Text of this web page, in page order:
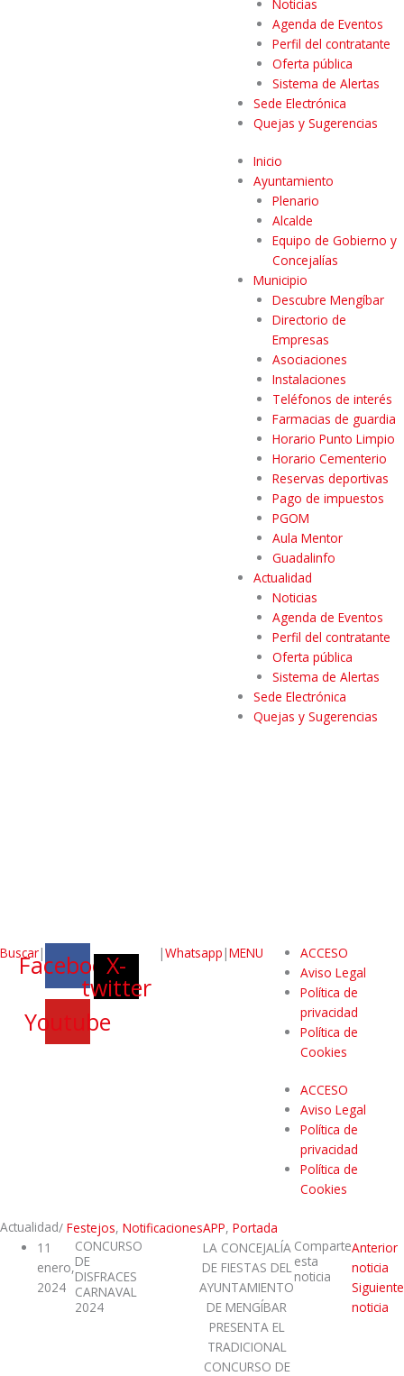
Noticias
Agenda de Eventos
Perfil del contratante
Oferta pública
Sistema de Alertas
Sede Electrónica
Quejas y Sugerencias
Inicio
Ayuntamiento
Plenario
Alcalde
Equipo de Gobierno y
Concejalías
Municipio
Descubre Mengíbar
Directorio de
Empresas
Asociaciones
Instalaciones
Teléfonos de interés
Farmacias de guardia
Horario Punto Limpio
Horario Cementerio
Reservas deportivas
Pago de impuestos
PGOM
Aula Mentor
Guadalinfo
Actualidad
Noticias
Agenda de Eventos
Perfil del contratante
Oferta pública
Sistema de Alertas
Sede Electrónica
Quejas y Sugerencias
Buscar|
FacebookX-
twitter
Youtube
|Whatsapp |MENU
ACCESO
Aviso Legal
Política de
privacidad
Política de
Cookies
ACCESO
Aviso Legal
Política de
privacidad
Política de
Cookies
Actualidad/ Festejos, NotificacionesAPP, Portada
11
enero,
2024
CONCURSO
DE
DISFRACES
CARNAVAL
2024
LA CONCEJALÍA
DE FIESTAS DEL
AYUNTAMIENTO
DE MENGÍBAR
PRESENTA EL
TRADICIONAL
CONCURSO DE
Comparte
esta
noticia
Anterior
noticia
Siguiente
noticia